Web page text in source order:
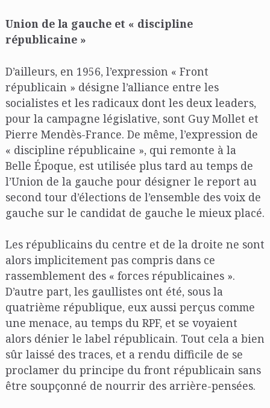
Union de la gauche et « discipline
républicaine »
D’ailleurs, en 1956, l’expression « Front
républicain » désigne l’alliance entre les
socialistes et les radicaux dont les deux leaders,
pour la campagne législative, sont Guy Mollet et
Pierre Mendès-France. De même, l’expression de
« discipline républicaine », qui remonte à la
Belle Époque, est utilisée plus tard au temps de
l’Union de la gauche pour désigner le report au
second tour d’élections de l’ensemble des voix de
gauche sur le candidat de gauche le mieux placé.
Les républicains du centre et de la droite ne sont
alors implicitement pas compris dans ce
rassemblement des « forces républicaines ».
D’autre part, les gaullistes ont été, sous la
quatrième république, eux aussi perçus comme
une menace, au temps du RPF, et se voyaient
alors dénier le label républicain. Tout cela a bien
sûr laissé des traces, et a rendu difficile de se
proclamer du principe du front républicain sans
être soupçonné de nourrir des arrière-pensées.